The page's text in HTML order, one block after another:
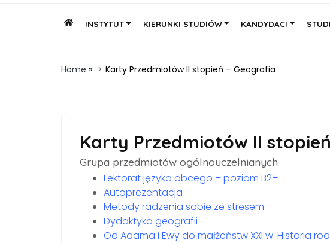
INSTYTUT KIERUNKI STUDIÓW KANDYDACI
Home » Karty Przedmiotów II stopień – Geografia
Karty Przedmiotów II
Grupa przedmiotów ogólnouczelnianych
Lektorat języka obcego – poziom B2+
Autoprezentacja
Metody radzenia sobie ze stresem
Dydaktyka geografii
Od Adama i Ewy do małżeństw XXI w. Historia